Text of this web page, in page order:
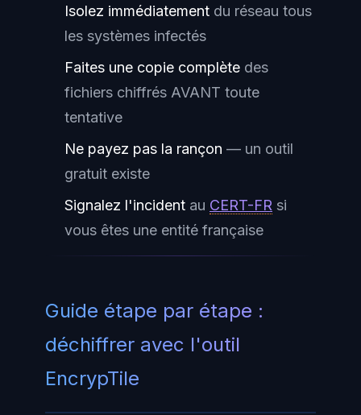
Isolez immédiatement du réseau tous
les systèmes infectés
Faites une copie complète des
fichiers chiffrés AVANT toute
tentative
Ne payez pas la rançon — un outil
gratuit existe
Signalez l'incident au CERT-FR si
vous êtes une entité française
Guide étape par étape :
déchiffrer avec l'outil
EncrypTile